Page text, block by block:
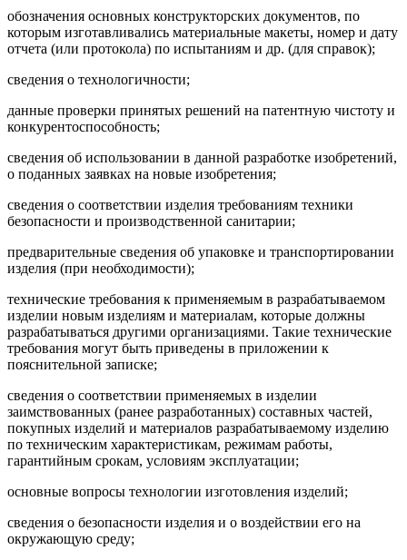
обозначения основных конструкторских документов, по
которым изготавливались материальные макеты, номер и дату
отчета (или протокола) по испытаниям и др. (для справок);
сведения о технологичности;
данные проверки принятых решений на патентную чистоту и
конкурентоспособность;
сведения об использовании в данной разработке изобретений,
о поданных заявках на новые изобретения;
сведения о соответствии изделия требованиям техники
безопасности и производственной санитарии;
предварительные сведения об упаковке и транспортировании
изделия (при необходимости);
технические требования к применяемым в разрабатываемом
изделии новым изделиям и материалам, которые должны
разрабатываться другими организациями. Такие технические
требования могут быть приведены в приложении к
пояснительной записке;
сведения о соответствии применяемых в изделии
заимствованных (ранее разработанных) составных частей,
покупных изделий и материалов разрабатываемому изделию
по техническим характеристикам, режимам работы,
гарантийным срокам, условиям эксплуатации;
основные вопросы технологии изготовления изделий;
сведения о безопасности изделия и о воздействии его на
окружающую среду;